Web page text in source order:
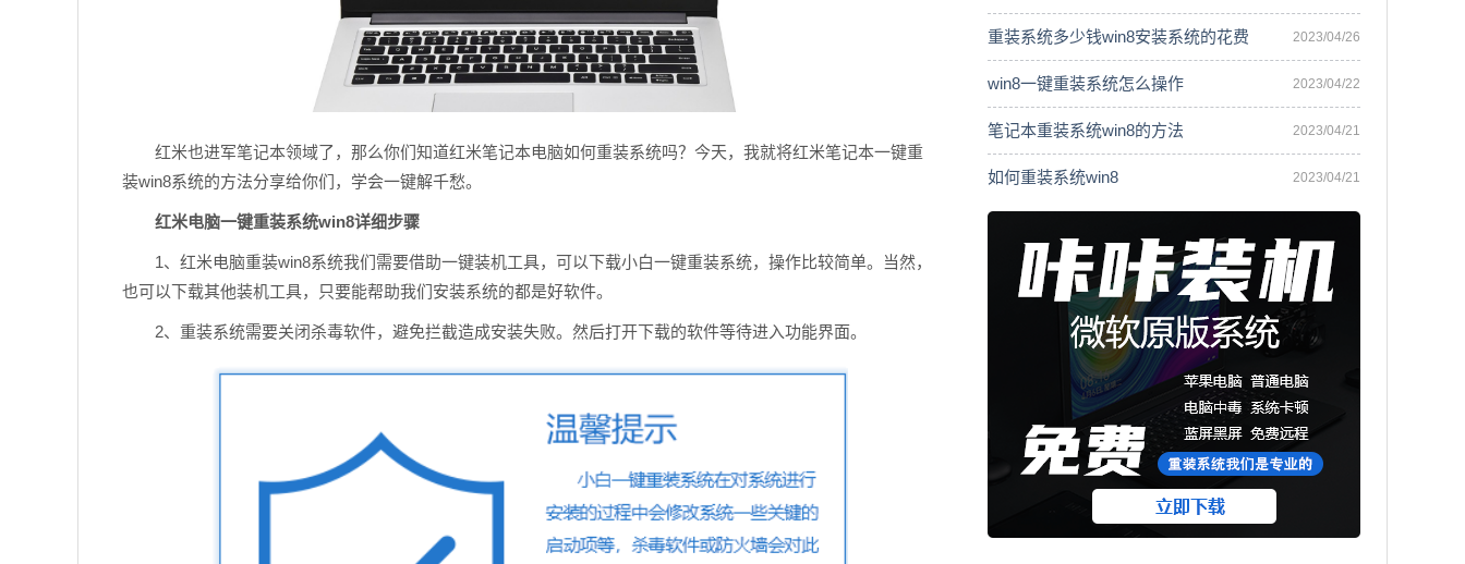
红米也进军笔记本领域了，那么你们知道红米笔记本电脑如何重装系统吗？今天，我就将红米笔记本一键重
装win8系统的方法分享给你们，学会一键解千愁。
红米电脑一键重装系统win8详细步骤
1、红米电脑重装win8系统我们需要借助一键装机工具，可以下载小白一键重装系统，操作比较简单。当然，
也可以下载其他装机工具，只要能帮助我们安装系统的都是好软件。
2、重装系统需要关闭杀毒软件，避免拦截造成安装失败。然后打开下载的软件等待进入功能界面。
重装系统多少钱win8安装系统的花费 2023/04/26
win8一键重装系统怎么操作 2023/04/22
笔记本重装系统win8的方法 2023/04/21
如何重装系统win8 2023/04/21